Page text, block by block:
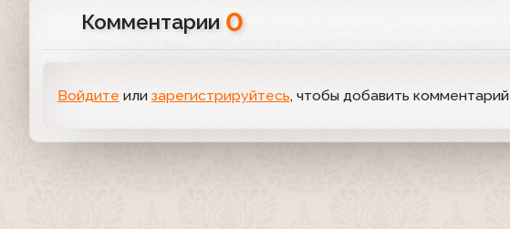
Комментарии 0
Войдите или зарегистрируйтесь, чтобы добавить комментарий